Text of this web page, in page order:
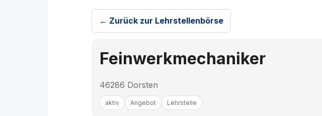
← Zurück zur Lehrstellenbörse
Feinwerkmechaniker
46286 Dorsten
aktiv Angebot Lehrstelle